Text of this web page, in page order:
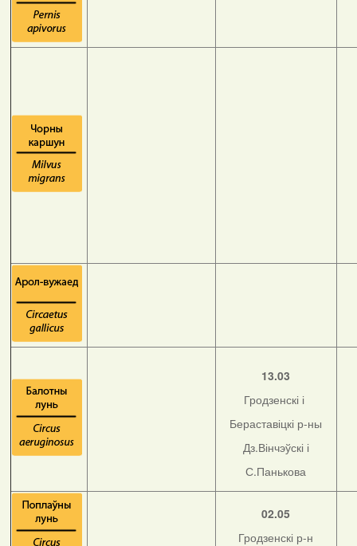
13.03
Гродзенскі і
Бераставіцкі р-ны
Дз.Вінчэўскі і
С.Панькова
02.05
Гродзенскі р-н